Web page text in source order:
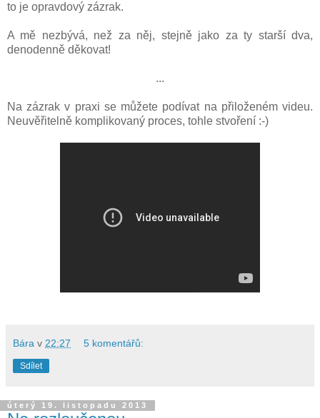
to je opravdový zázrak.
A mě nezbývá, než za něj, stejně jako za ty starší dva,
denodenně děkovat!
...
Na zázrak v praxi se můžete podívat na přiloženém videu.
Neuvěřitelně komplikovaný proces, tohle stvoření :-)
Bára v 22:27 5 komentářů:
Sdílet
úterý 19. listopadu 2013